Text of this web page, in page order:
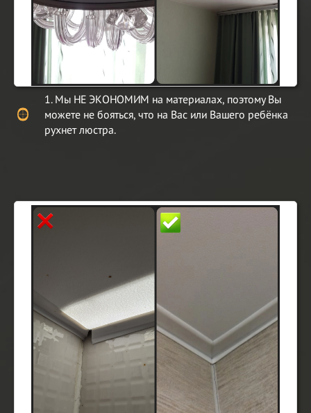
1. Мы НЕ ЭКОНОМИМ на материалах, поэтому Вы
можете не бояться, что на Вас или Вашего ребёнка
рухнет люстра.